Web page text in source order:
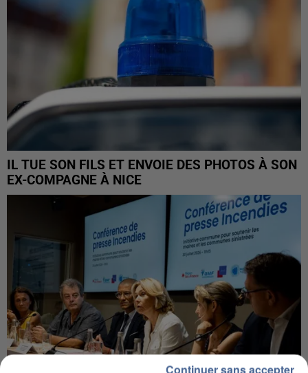
IL TUE SON FILS ET ENVOIE DES PHOTOS À SON
EX-COMPAGNE À NICE
Continuer sans accepter